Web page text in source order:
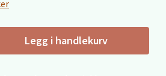
Legg i handlekurv